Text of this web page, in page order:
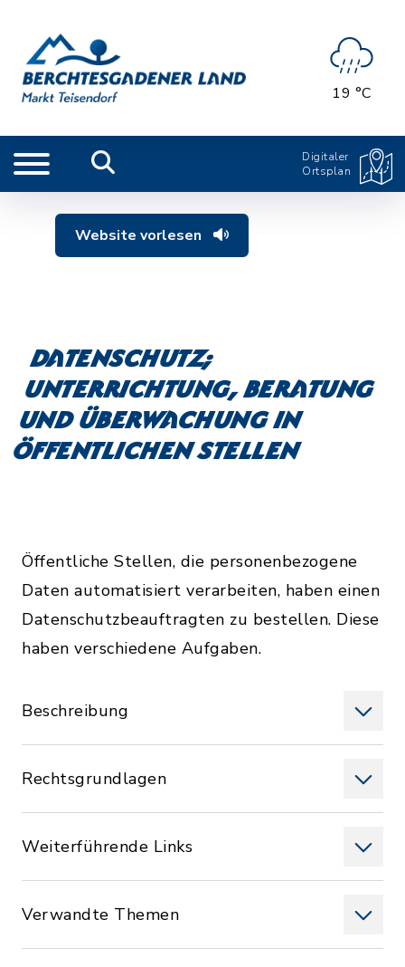
19 °C
Digitaler
Ortsplan
Website vorlesen
Datenschutz;
Unterrichtung, Beratung
und Überwachung in
öffentlichen Stellen
Öffentliche Stellen, die personenbezogene
Daten automatisiert verarbeiten, haben einen
Datenschutzbeauftragten zu bestellen. Diese
haben verschiedene Aufgaben.
Beschreibung
Rechtsgrundlagen
Weiterführende Links
Verwandte Themen